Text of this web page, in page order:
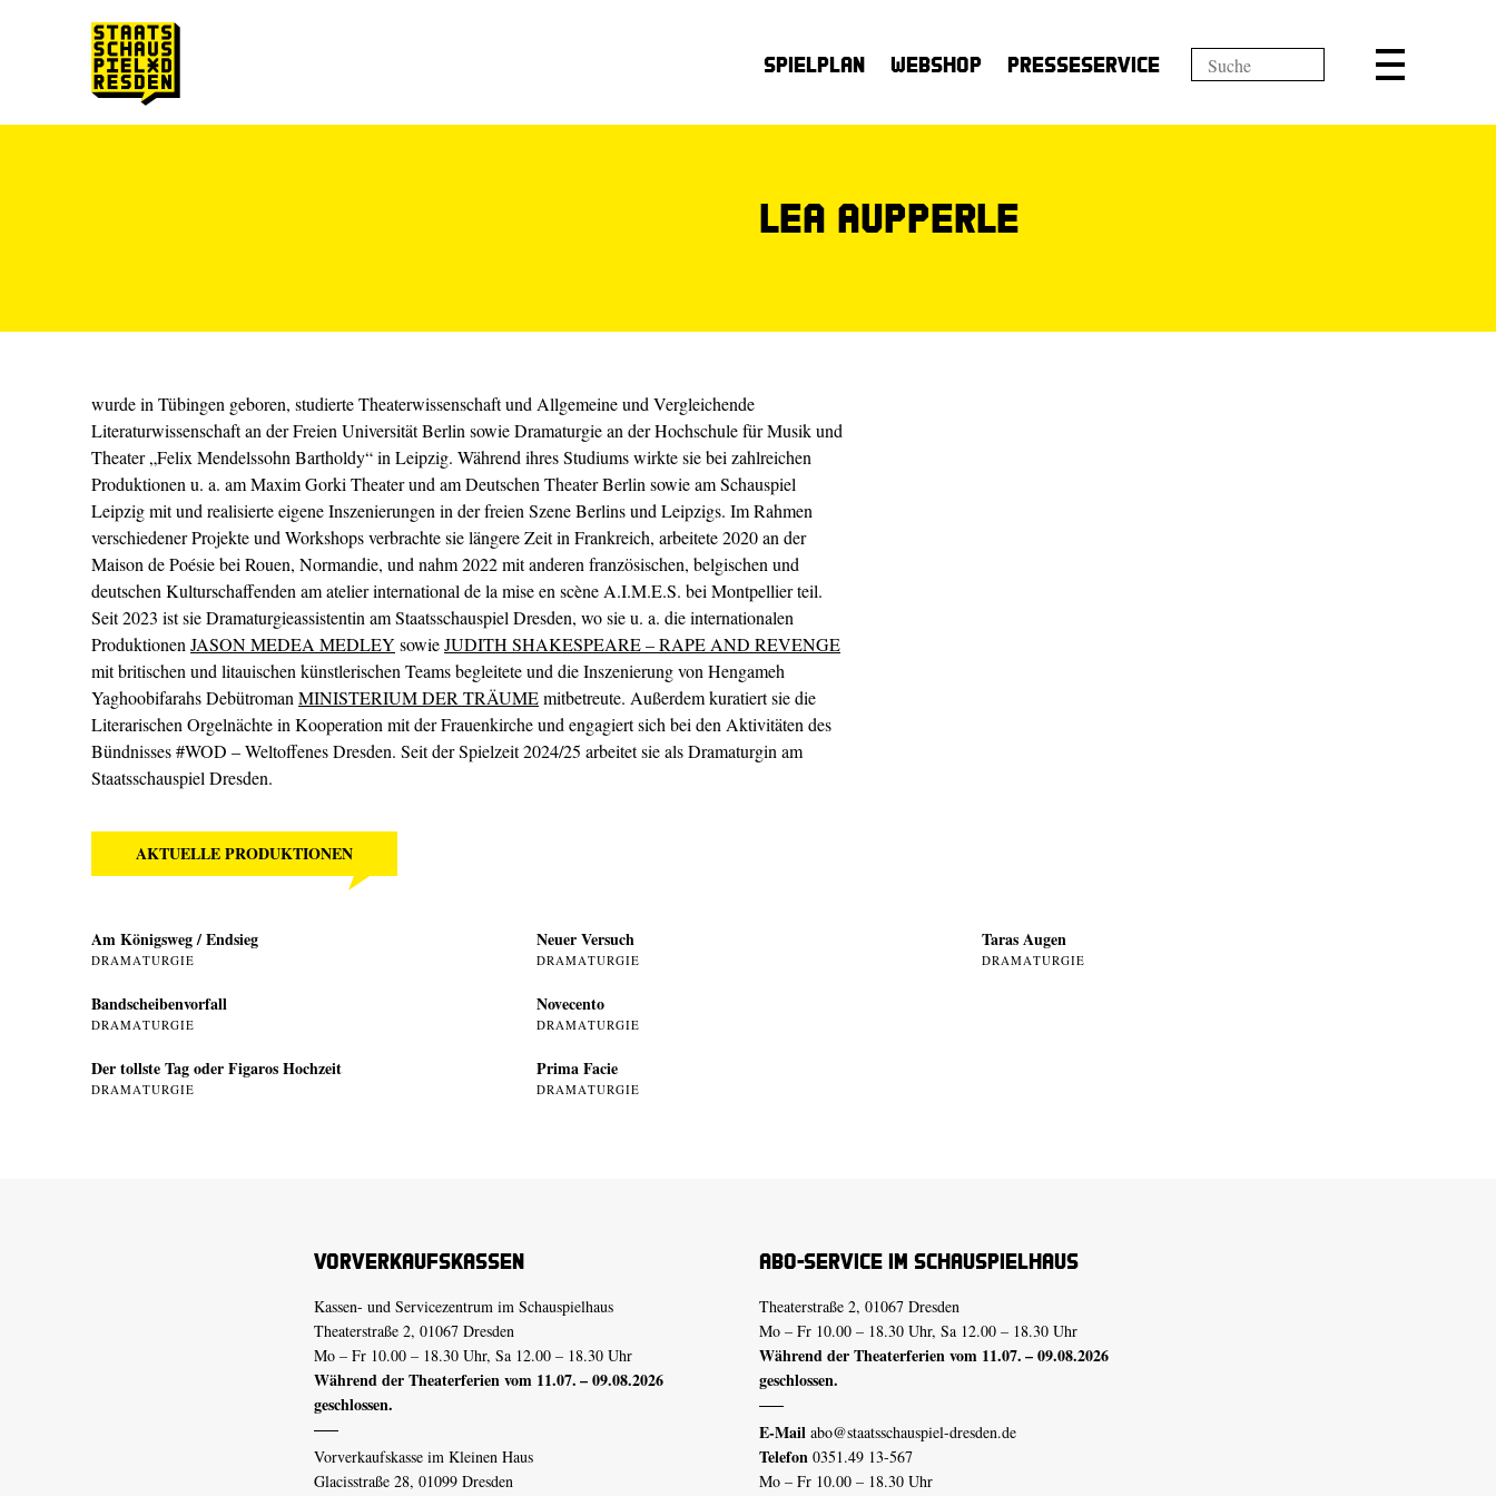
Spielplan Webshop Presseservice
Lea Aupperle
wurde in Tübingen geboren, studierte Theaterwissenschaft und Allgemeine und Vergleichende
Literaturwissenschaft an der Freien Universität Berlin sowie Dramaturgie an der Hochschule für Musik und
Theater „Felix Mendelssohn Bartholdy“ in Leipzig. Während ihres Studiums wirkte sie bei zahlreichen
Produktionen u. a. am Maxim Gorki Theater und am Deutschen Theater Berlin sowie am Schauspiel
Leipzig mit und realisierte eigene Inszenierungen in der freien Szene Berlins und Leipzigs. Im Rahmen
verschiedener Projekte und Workshops verbrachte sie längere Zeit in Frankreich, arbeitete 2020 an der
Maison de Poésie bei Rouen, Normandie, und nahm 2022 mit anderen französischen, belgischen und
deutschen Kulturschaffenden am atelier international de la mise en scène A.I.M.E.S. bei Montpellier teil.
Seit 2023 ist sie Dramaturgieassistentin am Staatsschauspiel Dresden, wo sie u. a. die internationalen
Produktionen JASON MEDEA MEDLEY sowieJUDITH SHAKESPEARE – RAPE AND REVENGE
mit britischen und litauischen künstlerischen Teams begleitete und die Inszenierung von Hengameh
Yaghoobifarahs Debütroman MINISTERIUM DER TRÄUMEmitbetreute. Außerdem kuratiert sie die
Literarischen Orgelnächte in Kooperation mit der Frauenkirche und engagiert sich bei den Aktivitäten des
Bündnisses #WOD – Weltoffenes Dresden. Seit der Spielzeit 2024/25 arbeitet sie als Dramaturgin am
Staatsschauspiel Dresden.
AKTUELLE PRODUKTIONEN
Am Königsweg / Endsieg
DRAMATURGIE
Bandscheibenvorfall
DRAMATURGIE
Der tollste Tag oder Figaros Hochzeit
DRAMATURGIE
Neuer Versuch
DRAMATURGIE
Novecento
DRAMATURGIE
Prima Facie
DRAMATURGIE
Taras Augen
DRAMATURGIE
Vorverkaufskassen
Kassen- und Servicezentrum im Schauspielhaus
Theaterstraße 2, 01067 Dresden
Mo – Fr 10.00 – 18.30 Uhr, Sa 12.00 – 18.30 Uhr
Während der Theaterferien vom 11.07. – 09.08.2026
geschlossen.
Vorverkaufskasse im Kleinen Haus
Glacisstraße 28, 01099 Dresden
Abo-Service im Schauspielhaus
Theaterstraße 2, 01067 Dresden
Mo – Fr 10.00 – 18.30 Uhr, Sa 12.00 – 18.30 Uhr
Während der Theaterferien vom 11.07. – 09.08.2026
geschlossen.
E-Mail abo@staatsschauspiel-dresden.de
Telefon 0351.49 13-567
Mo – Fr 10.00 – 18.30 Uhr